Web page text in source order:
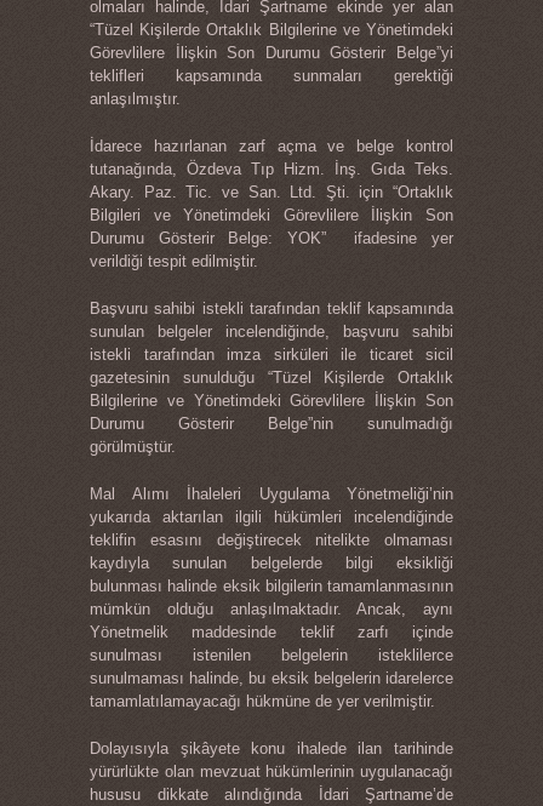
olmaları halinde, İdari Şartname ekinde yer alan
“Tüzel Kişilerde Ortaklık Bilgilerine ve Yönetimdeki
Görevlilere İlişkin Son Durumu Gösterir Belge”yi
teklifleri kapsamında sunmaları gerektiği
anlaşılmıştır.
İdarece hazırlanan zarf açma ve belge kontrol
tutanağında, Özdeva Tıp Hizm. İnş. Gıda Teks.
Akary. Paz. Tic. ve San. Ltd. Şti. için “Ortaklık
Bilgileri ve Yönetimdeki Görevlilere İlişkin Son
Durumu Gösterir Belge: YOK” ifadesine yer
verildiği tespit edilmiştir.
Başvuru sahibi istekli tarafından teklif kapsamında
sunulan belgeler incelendiğinde, başvuru sahibi
istekli tarafından imza sirküleri ile ticaret sicil
gazetesinin sunulduğu “Tüzel Kişilerde Ortaklık
Bilgilerine ve Yönetimdeki Görevlilere İlişkin Son
Durumu Gösterir Belge”nin sunulmadığı
görülmüştür.
Mal Alımı İhaleleri Uygulama Yönetmeliği’nin
yukarıda aktarılan ilgili hükümleri incelendiğinde
teklifin esasını değiştirecek nitelikte olmaması
kaydıyla sunulan belgelerde bilgi eksikliği
bulunması halinde eksik bilgilerin tamamlanmasının
mümkün olduğu anlaşılmaktadır. Ancak, aynı
Yönetmelik maddesinde teklif zarfı içinde
sunulması istenilen belgelerin isteklilerce
sunulmaması halinde, bu eksik belgelerin idarelerce
tamamlatılamayacağı hükmüne de yer verilmiştir.
Dolayısıyla şikâyete konu ihalede ilan tarihinde
yürürlükte olan mevzuat hükümlerinin uygulanacağı
hususu dikkate alındığında İdari Şartname’de